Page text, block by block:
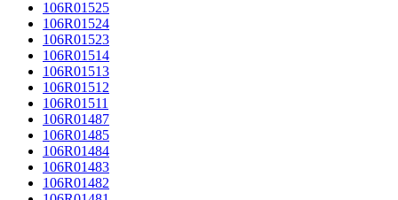
106R01525
106R01524
106R01523
106R01514
106R01513
106R01512
106R01511
106R01487
106R01485
106R01484
106R01483
106R01482